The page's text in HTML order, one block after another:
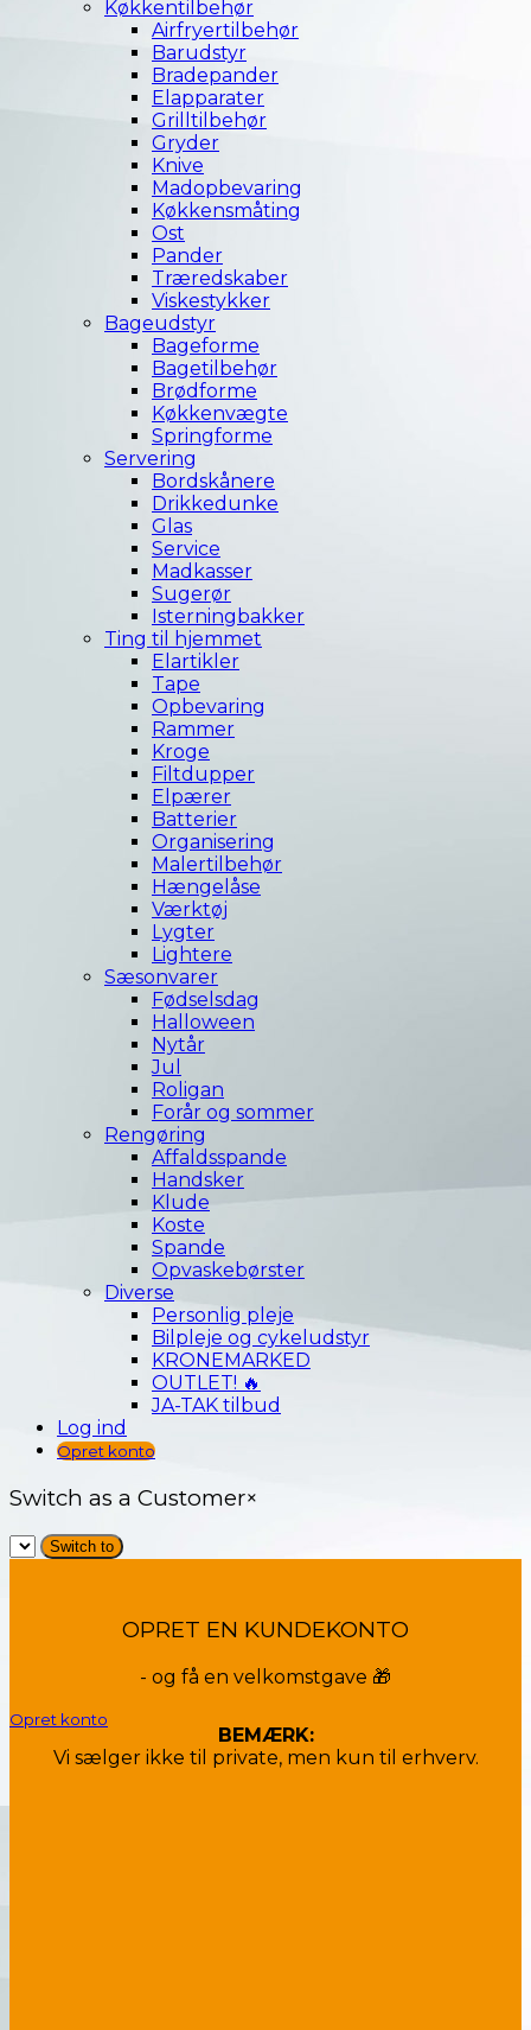
Køkkentilbehør
Airfryertilbehør
Barudstyr
Bradepander
Elapparater
Grilltilbehør
Gryder
Knive
Madopbevaring
Køkkensmåting
Ost
Pander
Træredskaber
Viskestykker
Bageudstyr
Bageforme
Bagetilbehør
Brødforme
Køkkenvægte
Springforme
Servering
Bordskånere
Drikkedunke
Glas
Service
Madkasser
Sugerør
Isterningbakker
Ting til hjemmet
Elartikler
Tape
Opbevaring
Rammer
Kroge
Filtdupper
Elpærer
Batterier
Organisering
Malertilbehør
Hængelåse
Værktøj
Lygter
Lightere
Sæsonvarer
Fødselsdag
Halloween
Nytår
Jul
Roligan
Forår og sommer
Rengøring
Affaldsspande
Handsker
Klude
Koste
Spande
Opvaskebørster
Diverse
Personlig pleje
Bilpleje og cykeludstyr
KRONEMARKED
OUTLET! 🔥
JA-TAK tilbud
Log ind
Opret konto
Switch as a Customer×
OPRET EN KUNDEKONTO
- og få en velkomstgave 🎁
Opret konto
BEMÆRK:
Vi sælger ikke til private, men kun til erhverv.